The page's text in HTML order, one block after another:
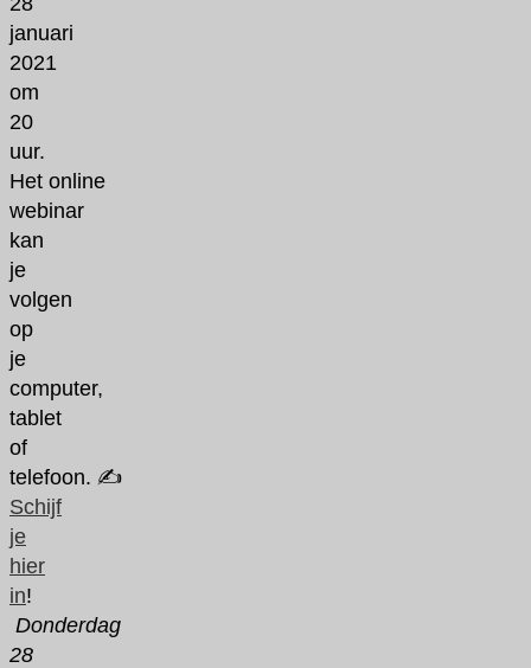
januari
2021
om
20
uur.
Het online
webinar
kan
je
volgen
op
je
computer,
tablet
of
telefoon. ✍️
Schijf
je
hier
in!
Donderdag
28